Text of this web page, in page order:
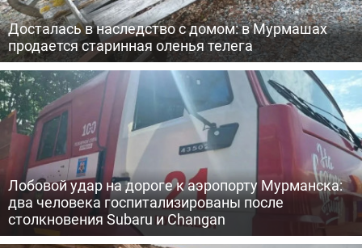
Досталась в наследство с домом: в Мурмашах
продается старинная оленья телега
Лобовой удар на дороге к аэропорту Мурманска:
два человека госпитализированы после
столкновения Subaru и Changan